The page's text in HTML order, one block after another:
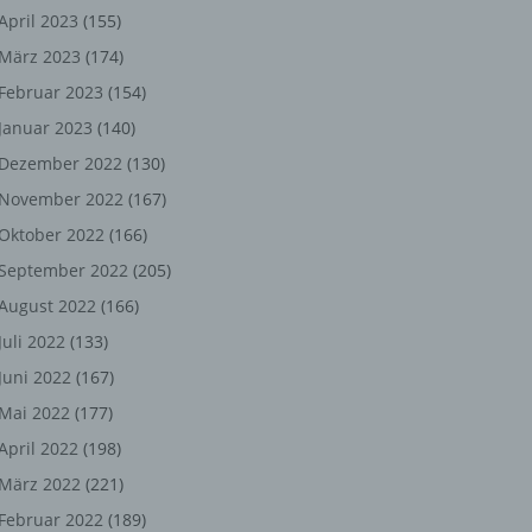
2023 (155)
März 2023 (174)
Februar 2023 (154)
Januar 2023 (140)
Dezember 2022 (130)
November 2022 (167)
Oktober 2022 (166)
September 2022 (205)
2022 (166)
Juli 2022 (133)
Juni 2022 (167)
Mai 2022 (177)
2022 (198)
März 2022 (221)
Februar 2022 (189)
oder